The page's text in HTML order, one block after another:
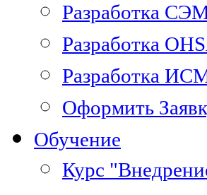
Разработка
Разработка
Разработка
Оформить
Обучение
Курс